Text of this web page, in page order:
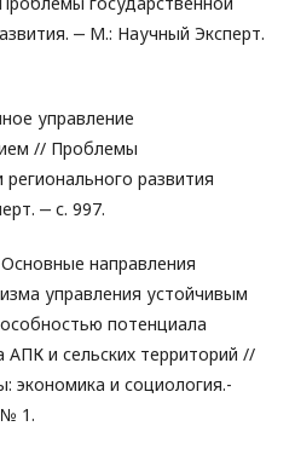
‒ М.: Научный Эксперт.
управление
// Проблемы
развития
‒ с. 997.
направления
управления устойчивым
потенциала
AПК и сельских территорий //
экономика и социология.-
1.